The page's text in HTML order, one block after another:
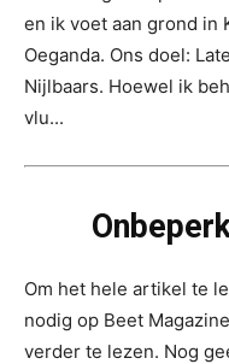
en ik voet aan grond in
Oeganda. Ons doel:
Nijlbaars. Hoewel ik
vlu...
Om het hele artikel te
nodig op Beet
verder te lezen. Nog